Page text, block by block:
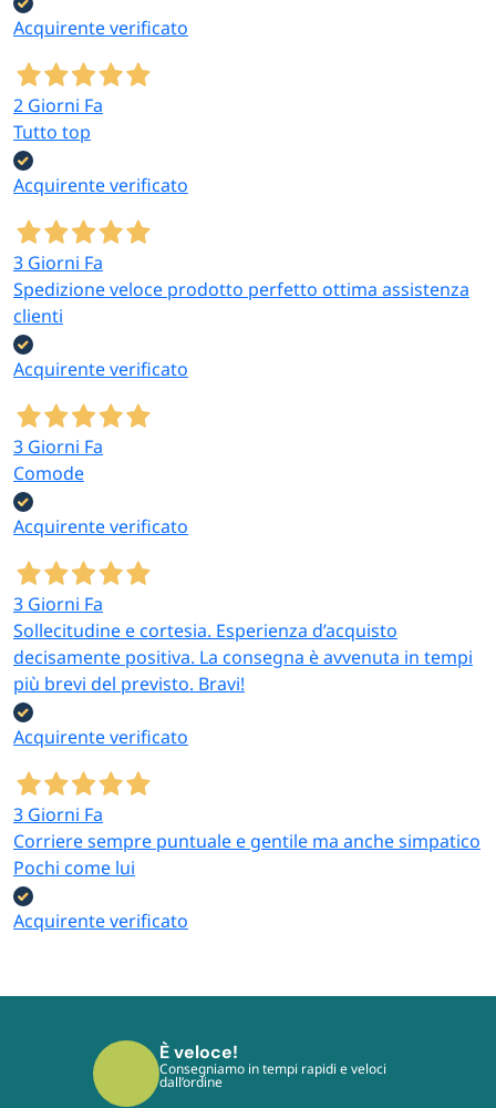
Acquirente verificato
2 Giorni Fa
Tutto top
Acquirente verificato
3 Giorni Fa
Spedizione veloce prodotto perfetto ottima assistenza
clienti
Acquirente verificato
3 Giorni Fa
Comode
Acquirente verificato
3 Giorni Fa
Sollecitudine e cortesia. Esperienza d’acquisto
decisamente positiva. La consegna è avvenuta in tempi
più brevi del previsto. Bravi!
Acquirente verificato
3 Giorni Fa
Corriere sempre puntuale e gentile ma anche simpatico
Pochi come lui
Acquirente verificato
È veloce!
Consegniamo in tempi rapidi e veloci
dall’ordine